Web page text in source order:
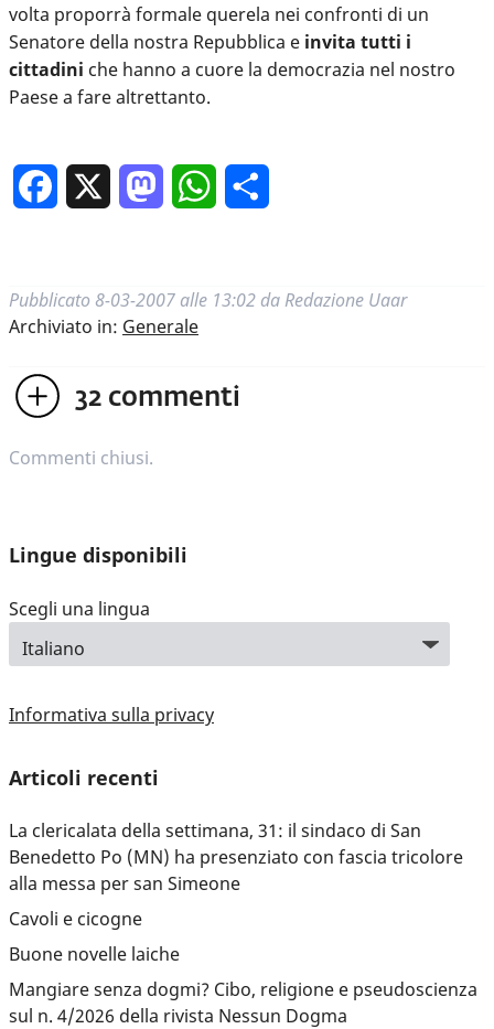
volta proporrà formale querela nei confronti di un
Senatore della nostra Repubblica e invita tutti i
cittadini che hanno a cuore la democrazia nel nostro
Paese a fare altrettanto.
Facebook MastodonWhatsApp
Pubblicato 8-03-2007 alle 13:02 da Redazione Uaar
Archiviato in: Generale
32 commenti
Commenti chiusi.
Lingue disponibili
Scegli una lingua
Informativa sulla privacy
Articoli recenti
La clericalata della settimana, 31: il sindaco di San
Benedetto Po (MN) ha presenziato con fascia tricolore
alla messa per san Simeone
Cavoli e cicogne
Buone novelle laiche
Mangiare senza dogmi? Cibo, religione e pseudoscienza
sul n. 4/2026 della rivista Nessun Dogma